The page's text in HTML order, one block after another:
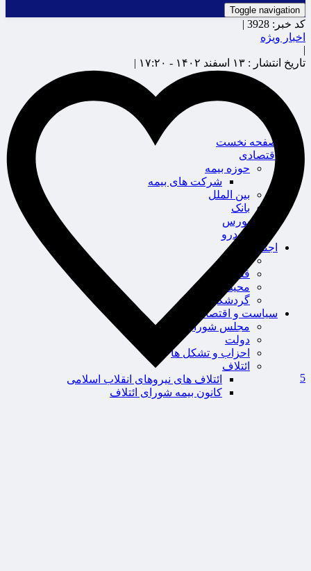
Toggle navigation
صفحه نخست
اقتصادی
حوزه بیمه
شرکت های بیمه
بین الملل
بانک
بورس
خودرو
اجتماعی
سلامت
قضایی
محیط زیست
گردشگری
سیاست و اقتصاد
مجلس شورای اسلامی
دولت
احزاب و تشکل ها
ائتلاف
ائتلاف های نیروهای انقلاب اسلامی
کانون بیمه شورای ائتلاف
کد خبر: 3928 |
اخبار ویژه
|
تاریخ انتشار : ۱۳ اسفند ۱۴۰۲ - ۱۷:۲۰ |
5